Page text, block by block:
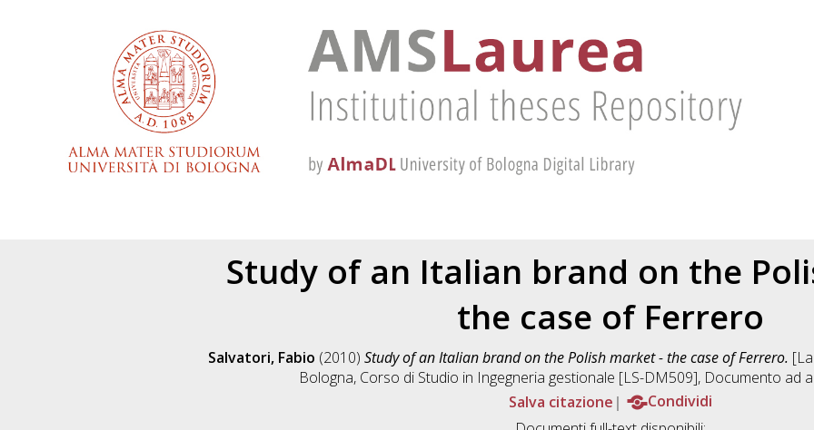
Study of an Italian brand on the
the case of Ferrero
Salvatori, Fabio (2010) Study of an Italian brand on the Polish market - the case of Ferrero.
Bologna, Corso di Studio in Ingegneria gestionale [LS-DM509], Documento ad
Salva citazione
Condividi